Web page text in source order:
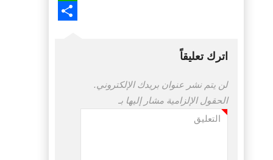
WhatsApp
اترك تعليقاً
لن يتم نشر عنوان بريدك الإلكتروني.
الحقول الإلزامية مشار إليها بـ
التعليق